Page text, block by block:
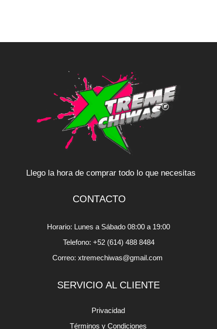
Llego la hora de comprar todo lo que necesitas
CONTACTO
Horario: Lunes a Sábado 08:00 a 19:00
Telefono: +52 (614) 488 8484
Correo: xtremechiwas@gmail.com
SERVICIO AL CLIENTE
Privacidad
Términos y Condiciones